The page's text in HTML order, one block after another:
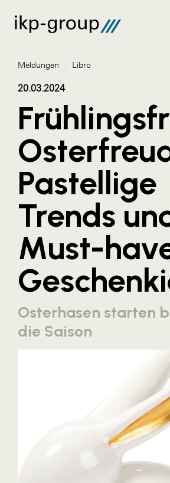
Meldungen
AKTUELLES
ACO
ALEX Krems
Amazon Web Services
Artweger
AustroCel Hallein
Blaguss
Cineplexx
Designer Outlets Parndorf
Meldungen / Libro
20.03.2024
Pastellige
Trends
Must-
Osterhasen starten
die Saison